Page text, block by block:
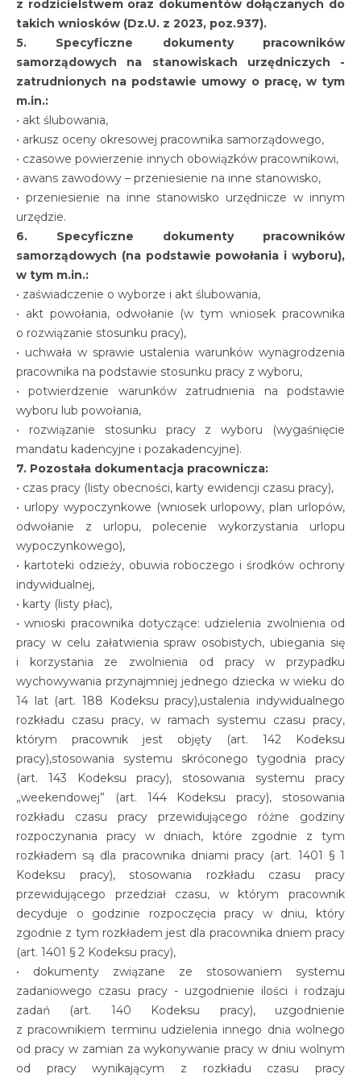
z rodzicielstwem oraz dokumentów dołączanych do
takich wniosków (Dz.U. z 2023, poz.937).
5. Specyficzne dokumenty pracowników
samorządowych na stanowiskach urzędniczych -
zatrudnionych na podstawie umowy o pracę, w tym
m.in.:
• akt ślubowania,
• arkusz oceny okresowej pracownika samorządowego,
• czasowe powierzenie innych obowiązków pracownikowi,
• awans zawodowy – przeniesienie na inne stanowisko,
• przeniesienie na inne stanowisko urzędnicze w innym
urzędzie.
6. Specyficzne dokumenty pracowników
samorządowych (na podstawie powołania i wyboru),
w tym m.in.:
• zaświadczenie o wyborze i akt ślubowania,
• akt powołania, odwołanie (w tym wniosek pracownika
o rozwiązanie stosunku pracy),
• uchwała w sprawie ustalenia warunków wynagrodzenia
pracownika na podstawie stosunku pracy z wyboru,
• potwierdzenie warunków zatrudnienia na podstawie
wyboru lub powołania,
• rozwiązanie stosunku pracy z wyboru (wygaśnięcie
mandatu kadencyjne i pozakadencyjne).
7. Pozostała dokumentacja pracownicza:
• czas pracy (listy obecności, karty ewidencji czasu pracy),
• urlopy wypoczynkowe (wniosek urlopowy, plan urlopów,
odwołanie z urlopu, polecenie wykorzystania urlopu
wypoczynkowego),
• kartoteki odzieży, obuwia roboczego i środków ochrony
indywidualnej,
• karty (listy płac),
• wnioski pracownika dotyczące: udzielenia zwolnienia od
pracy w celu załatwienia spraw osobistych, ubiegania się
i korzystania ze zwolnienia od pracy w przypadku
wychowywania przynajmniej jednego dziecka w wieku do
14 lat (art. 188 Kodeksu pracy),ustalenia indywidualnego
rozkładu czasu pracy, w ramach systemu czasu pracy,
którym pracownik jest objęty (art. 142 Kodeksu
pracy),stosowania systemu skróconego tygodnia pracy
(art. 143 Kodeksu pracy), stosowania systemu pracy
„weekendowej” (art. 144 Kodeksu pracy), stosowania
rozkładu czasu pracy przewidującego różne godziny
rozpoczynania pracy w dniach, które zgodnie z tym
rozkładem są dla pracownika dniami pracy (art. 1401 § 1
Kodeksu pracy), stosowania rozkładu czasu pracy
przewidującego przedział czasu, w którym pracownik
decyduje o godzinie rozpoczęcia pracy w dniu, który
zgodnie z tym rozkładem jest dla pracownika dniem pracy
(art. 1401 § 2 Kodeksu pracy),
• dokumenty związane ze stosowaniem systemu
zadaniowego czasu pracy - uzgodnienie ilości i rodzaju
zadań (art. 140 Kodeksu pracy), uzgodnienie
z pracownikiem terminu udzielenia innego dnia wolnego
od pracy w zamian za wykonywanie pracy w dniu wolnym
od pracy wynikającym z rozkładu czasu pracy